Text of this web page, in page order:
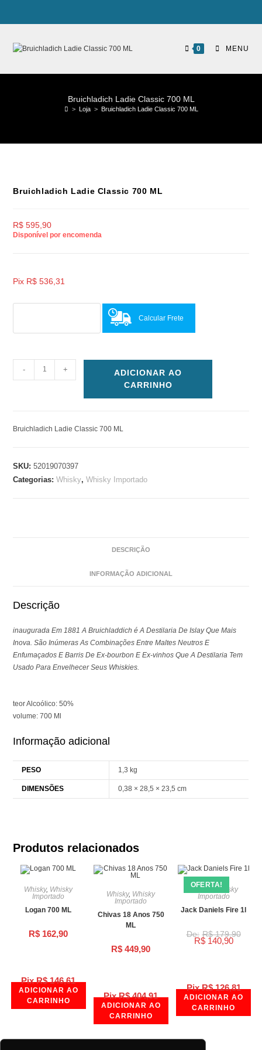
0 MENU
Bruichladich Ladie Classic 700 ML
> Loja > Bruichladich Ladie Classic 700 ML
Bruichladich Ladie Classic 700 ML
R$ 595,90
Disponível por encomenda
Pix R$ 536,31
Calcular Frete
- +
ADICIONAR AO
CARRINHO
Bruichladich Ladie Classic 700 ML
SKU:52019070397
Categorias:Whisky,Whisky Importado
DESCRIÇÃO
INFORMAÇÃO ADICIONAL
Descrição
inaugurada Em 1881 A Bruichladdich é A Destilaria De Islay Que Mais
Inova. São Inúmeras As Combinações Entre Maltes Neutros E
Enfumaçados E Barris De Ex-bourbon E Ex-vinhos Que A Destilaria Tem
Usado Para Envelhecer Seus Whiskies.
teor Alcoólico: 50%
volume: 700 Ml
Informação adicional
PESO 1,3 kg
DIMENSÕES 0,38 × 28,5 × 23,5 cm
Produtos relacionados
Pix R$146,61
Whisky, Whisky
Importado
Logan 700 ML
R$ 162,90
ADICIONAR AO
CARRINHO
Pix R$404,91
Whisky, Whisky
Importado
Chivas 18 Anos 750
ML
R$ 449,90
ADICIONAR AO
CARRINHO
Pix R$126,81
OFERTA!
Whisky,Whisky
Importado
Jack Daniels Fire 1l
R$179,90
R$140,90
ADICIONAR AO
CARRINHO